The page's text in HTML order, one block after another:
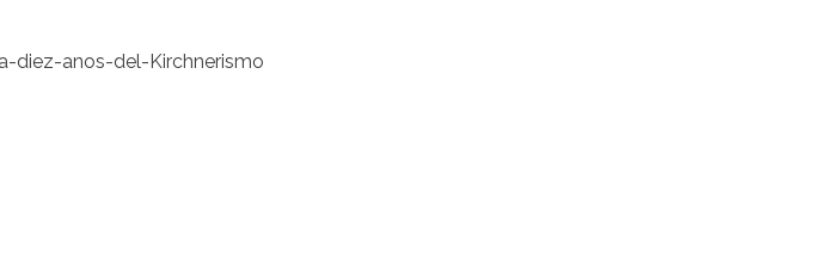
anos-del-Kirchnerismo